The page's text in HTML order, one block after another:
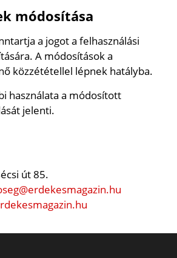
módosítása
a jogot a felhasználási
A módosítások a
közzététellel lépnek hatályba.
használata a módosított
jelenti.
út 85.